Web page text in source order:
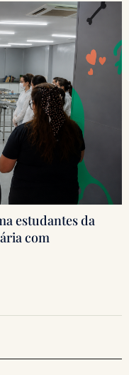
estudantes da
com